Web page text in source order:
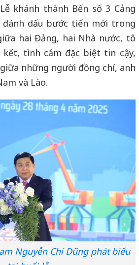
khánh thành Bến số 3 Cảng
đánh dấu bước tiến mới trong
hai Đảng, hai Nhà nước, tô
kết, tình cảm đặc biệt tin cậy,
những người đồng chí, anh
và Lào.
Nguyễn Chí Dũng phát biểu